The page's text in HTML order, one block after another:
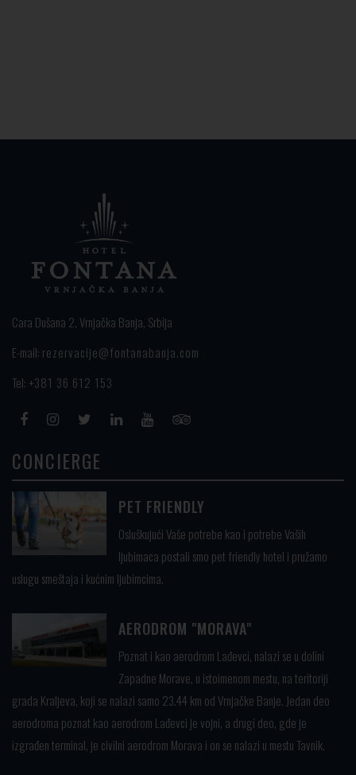
Cara Dušana 2, Vrnjačka Banja, Srbija
E-mail: rezervacije@fontanabanja.com
Tel: +381 36 612 153
CONCIERGE
PET FRIENDLY
Osluškujući Vaše potrebe kao i potrebe Vaših
ljubimaca postali smo pet friendly hotel i pružamo
uslugu smeštaja i kućnim ljubimcima.
AERODROM "MORAVA"
Poznat i kao aerodrom Lađevci, nalazi se u dolini
Zapadne Morave, u istoimenom mestu, na teritoriji
grada Kraljeva, koji se nalazi samo 23.44 km od Vrnjačke Banje. Jedan deo
aerodroma poznat kao aerodrom Lađevci je vojni, a drugi deo, gde je
izgrađen terminal, je civilni aerodrom Morava i on se nalazi u mestu Tavnik.